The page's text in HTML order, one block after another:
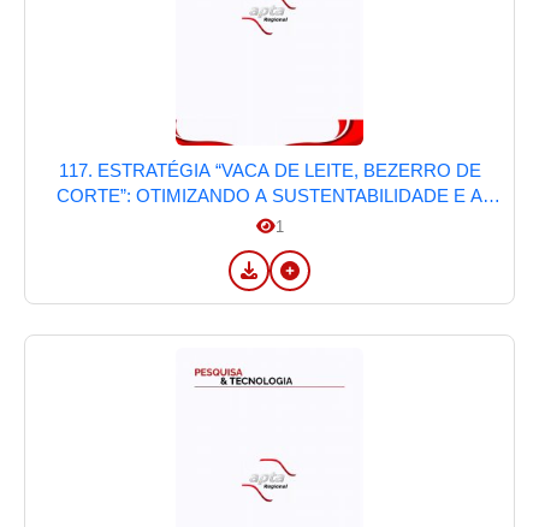
117. ESTRATÉGIA “VACA DE LEITE, BEZERRO DE
CORTE”: OTIMIZANDO A SUSTENTABILIDADE E A
RENTABILIDADE NA PECUÁRIA
1